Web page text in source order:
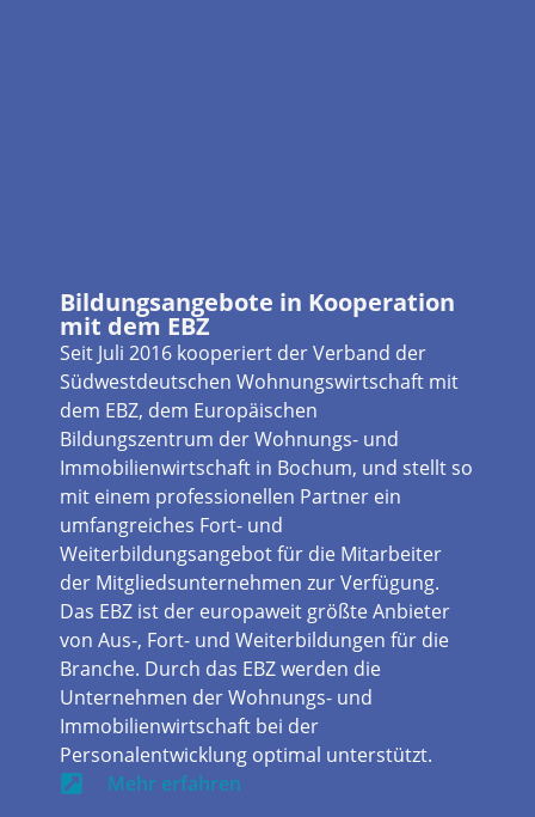
Bildungsangebote in Kooperation
mit dem EBZ
Seit Juli 2016 kooperiert der Verband der
Südwestdeutschen Wohnungswirtschaft mit
dem EBZ, dem Europäischen
Bildungszentrum der Wohnungs- und
Immobilienwirtschaft in Bochum, und stellt so
mit einem professionellen Partner ein
umfangreiches Fort- und
Weiterbildungsangebot für die Mitarbeiter
der Mitgliedsunternehmen zur Verfügung.
Das EBZ ist der europaweit größte Anbieter
von Aus-, Fort- und Weiterbildungen für die
Branche. Durch das EBZ werden die
Unternehmen der Wohnungs- und
Immobilienwirtschaft bei der
Personalentwicklung optimal unterstützt.
Mehr erfahren